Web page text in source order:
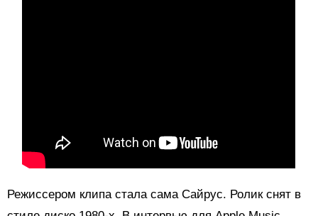
Режиссером клипа стала сама Сайрус. Ролик снят в